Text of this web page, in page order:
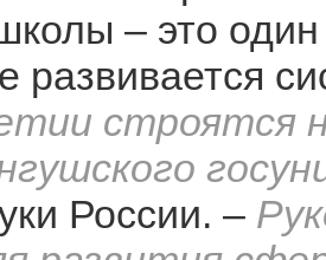
– это
развивается
строятся
России. –